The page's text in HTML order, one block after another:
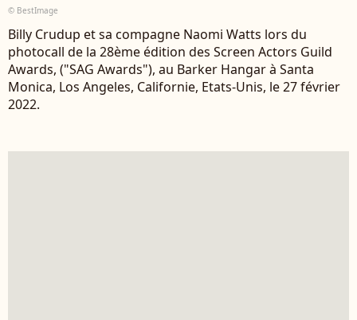
© BestImage
Billy Crudup et sa compagne Naomi Watts lors du
photocall de la 28ème édition des Screen Actors Guild
Awards, ("SAG Awards"), au Barker Hangar à Santa
Monica, Los Angeles, Californie, Etats-Unis, le 27 février
2022.